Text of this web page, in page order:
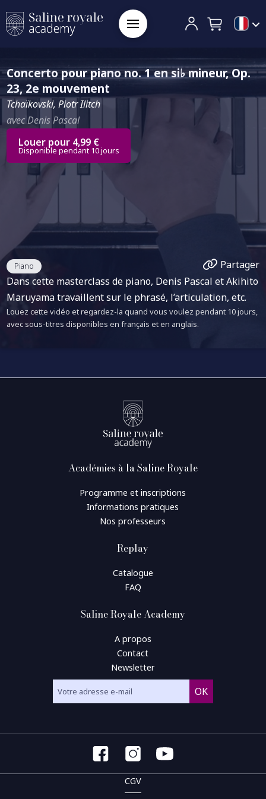
Concerto pour piano no. 1 en si♭ mineur, Op.
23, 2e mouvement
Tchaïkovski, Piotr Ilitch
avec Denis Pascal
Louer pour 4,99 €
Disponible pendant 10 jours
Piano
Partager
Dans cette masterclass de piano, Denis Pascal et Akihito
Maruyama travaillent sur le phrasé, l’articulation, etc.
Louez cette vidéo et regardez-la quand vous voulez pendant 10 jours,
avec sous-titres disponibles en français et en anglais.
Académies à la Saline Royale
Programme et inscriptions
Informations pratiques
Nos professeurs
Replay
Catalogue
FAQ
Saline Royale Academy
A propos
Contact
Newsletter
CGV